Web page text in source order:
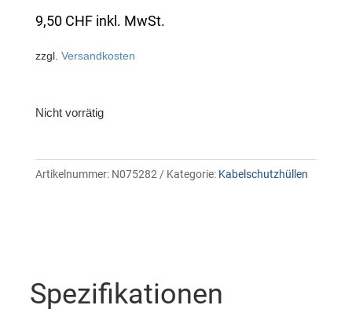
9,50 CHF inkl. MwSt.
zzgl. Versandkosten
Nicht vorrätig
Artikelnummer: N075282 Kategorie: Kabelschutzhüllen
Spezifikationen